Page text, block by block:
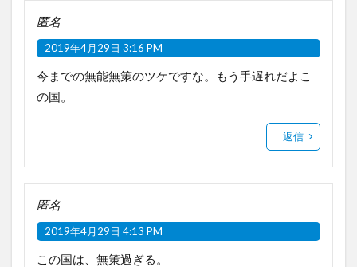
匿名
2019年4月29日 3:16 PM
今までの無能無策のツケですな。もう手遅れだよこ
の国。
返信
匿名
2019年4月29日 4:13 PM
この国は、無策過ぎる。